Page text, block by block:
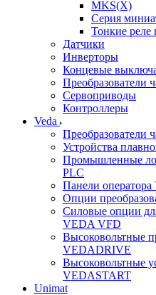
MKS(X)
Серия
Тонкие реле
Датчики
Инверторы
Концевые
Преобразователи
Сервоприводы
Контроллеры
Veda
Преобразователи
Устройства
Промышленные
PLC
Панели
Опции
Силовые опции
VEDA VFD
Высоковольтные
VEDADRIVE
Высоковольтные
VEDASTART
Unimat